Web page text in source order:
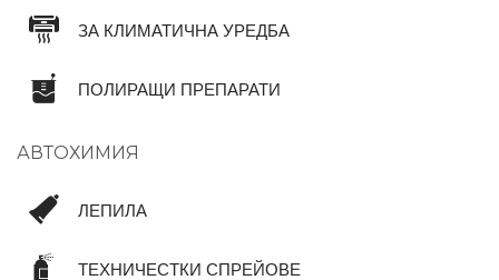
ЗА КЛИМАТИЧНА УРЕДБА
ПОЛИРАЩИ ПРЕПАРАТИ
АВТОХИМИЯ
ЛЕПИЛА
ТЕХНИЧЕСТКИ СПРЕЙОВЕ